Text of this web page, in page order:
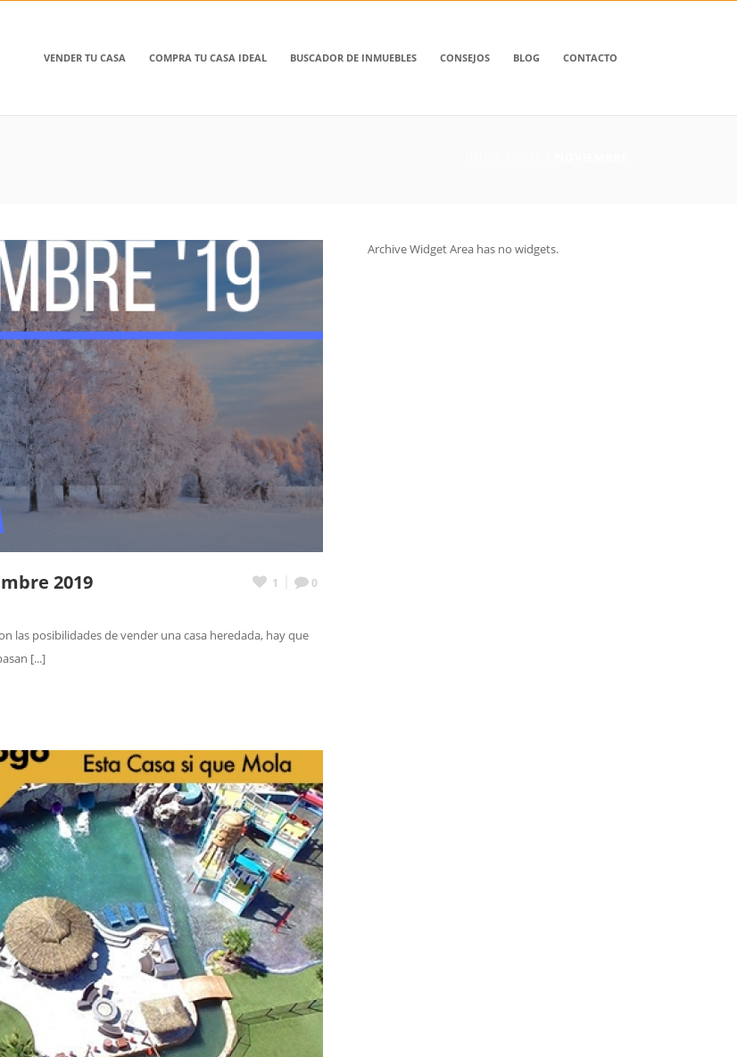
VENDER TU CASA COMPRA TU CASA IDEAL BUSCADOR DE INMUEBLES CONSEJOS BLOG CONTACTO
2019 0
1
las posibilidades de vender una casa heredada, hay que
[...]
Archive Widget Area has no widgets.